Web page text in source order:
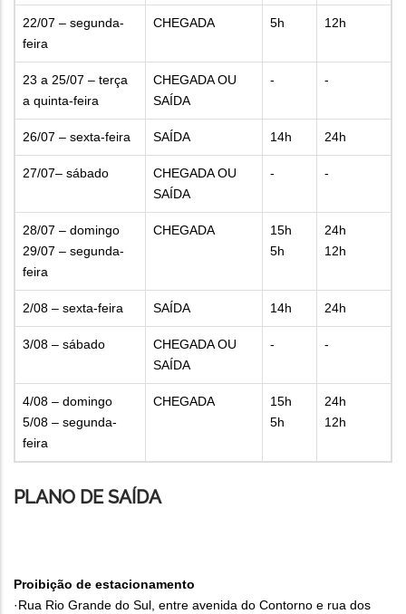
22/07 – segunda-
feira
CHEGADA 5h 12h
23 a 25/07 – terça
a quinta-feira
CHEGADA OU
SAÍDA
- -
26/07 – sexta-feira SAÍDA 14h 24h
27/07– sábado
CHEGADA OU
SAÍDA
- -
28/07 – domingo
29/07 – segunda-
feira
CHEGADA
15h
5h
24h
12h
2/08 – sexta-feira SAÍDA 14h 24h
3/08 – sábado
CHEGADA OU
SAÍDA
- -
4/08 – domingo
5/08 – segunda-
feira
CHEGADA
15h
5h
24h
12h
PLANO DE SAÍDA
Proibição de estacionamento
·Rua Rio Grande do Sul, entre avenida do Contorno e rua dos